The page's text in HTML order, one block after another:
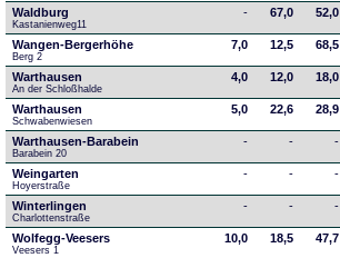
Waldburg
Kastanienweg11
- 67,0 52,0
Wangen-Bergerhöhe
Berg 2
7,0 12,5 68,5
Warthausen
An der Schloßhalde
4,0 12,0 18,0
Warthausen
Schwabenwiesen
5,0 22,6 28,9
Warthausen-Barabein
Barabein 20
- - -
Weingarten
Hoyerstraße
- - -
Winterlingen
Charlottenstraße
- - -
Wolfegg-Veesers
Veesers 1
10,0 18,5 47,7